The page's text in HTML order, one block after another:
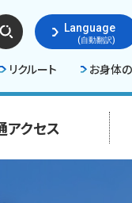
索
Language
(自動翻訳)
リクルート お身体
アクセス